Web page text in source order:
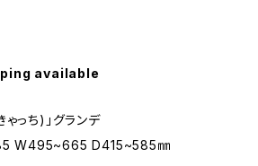
available
ゃっち)」グランデ
W495~665 D415~585㎜